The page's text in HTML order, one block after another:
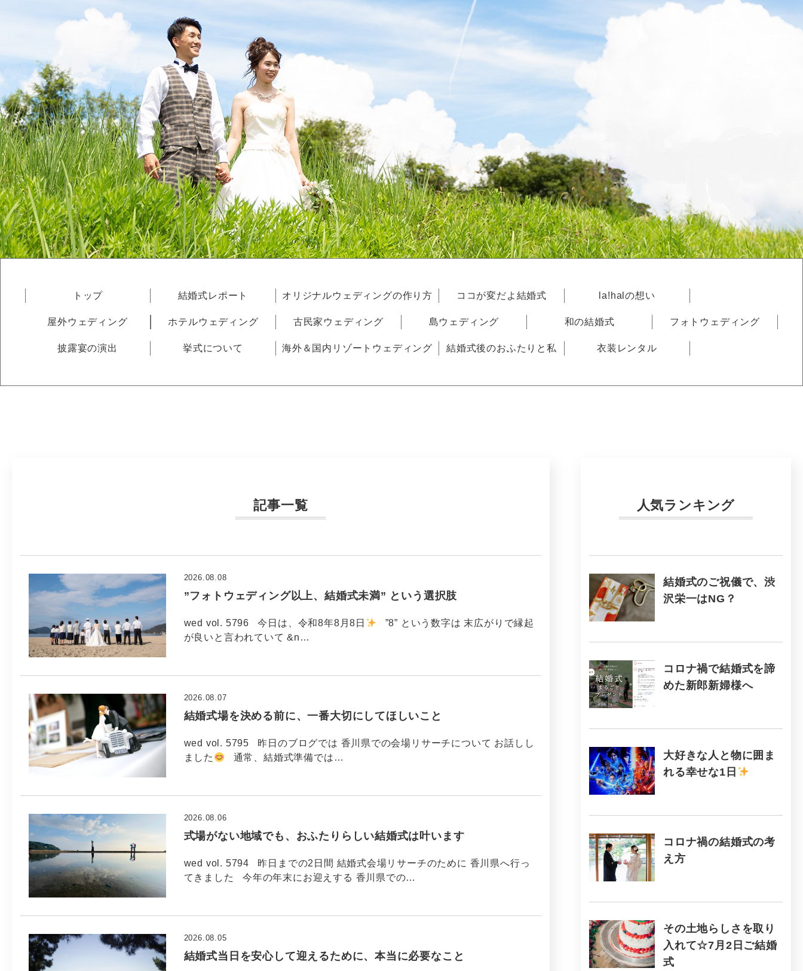
トップ 結婚式レポート オリジナルウェディングの作り方 ココが変だよ結婚式 la!halの想い
屋外ウェディング ホテルウェディング 古民家ウェディング 島ウェディング 和の結婚式 フォトウェディング
披露宴の演出 挙式について 海外＆国内リゾートウェディング 結婚式後のおふたりと私 衣装レンタル
記事一覧
”フォトウェディング以上、結婚式未満” という選択肢
2026.08.08
wed vol. 5796 今日は、令和8年8月8日
”8” という数字は 末広がりで縁起
が良いと言われていて &n…
結婚式場を決める前に、一番大切にしてほしいこと
2026.08.07
wed vol. 5795 昨日のブログでは 香川県での会場リサーチについて お話しし
ました
通常、結婚式準備では…
式場がない地域でも、おふたりらしい結婚式は叶います
2026.08.06
wed vol. 5794 昨日までの2日間 結婚式会場リサーチのために 香川県へ行っ
てきました 今年の年末にお迎えする 香川県での…
結婚式当日を安心して迎えるために、本当に必要なこと
2026.08.05
人気ランキング
結婚式のご祝儀で、渋
沢栄一はNG？
コロナ禍で結婚式を諦
めた新郎新婦様へ
大好きな人と物に囲ま
れる幸せな1日
コロナ禍の結婚式の考
え方
その土地らしさを取り
入れて☆7月2日ご結婚
式